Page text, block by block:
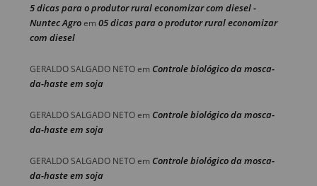
5 dicas para o produtor rural economizar com diesel -
Nuntec Agroem 05 dicas para o produtor rural economizar
com diesel
GERALDO SALGADO NETOem Controle biológico da mosca-
da-haste em soja
GERALDO SALGADO NETOem Controle biológico da mosca-
da-haste em soja
GERALDO SALGADO NETOem Controle biológico da mosca-
da-haste em soja